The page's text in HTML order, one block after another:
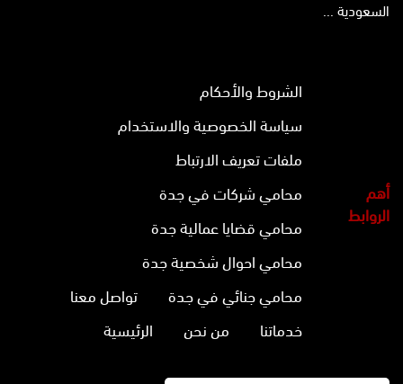
السعودية ...
أهم
الروابط
الشروط والأحكام
سياسة الخصوصية والاستخدام
ملفات تعريف الارتباط
محامي شركات في جدة
محامي قضايا عمالية جدة
محامي احوال شخصية جدة
محامي جنائي في جدة
تواصل معنا
خدماتنا
من نحن الرئيسية